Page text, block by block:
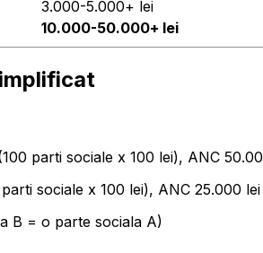
3.000-5.000+ lei
10.000-50.000+ lei
parti sociale x 100 lei), ANC
sociale x 100 lei), ANC 25.000
B = o parte sociala A)